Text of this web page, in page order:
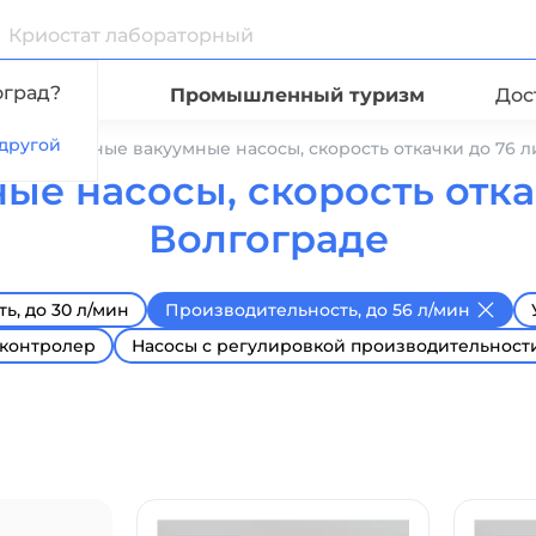
Видео Промышленный туризм
вакуумные насосы, скорость откачки до 76
насосы, скорость
Волгограде
до 30 л/мин Производительность, до 56 л/мин
Насосы с регулировкой